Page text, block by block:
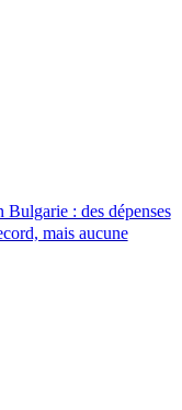
Bulgarie : des dépenses
mais aucune